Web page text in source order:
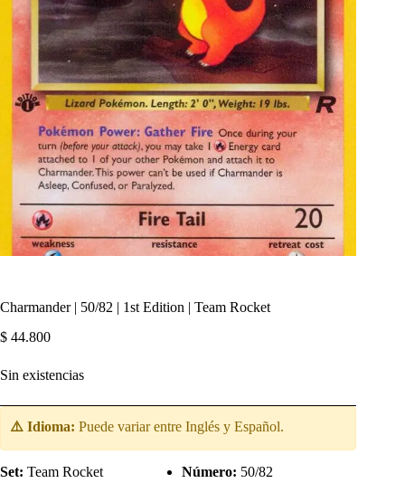
Charmander | 50/82 | 1st Edition | Team Rocket
$ 44.800
Sin existencias
⚠️ Idioma: Puede variar entre Inglés y Español.
Set: Team Rocket Número: 50/82